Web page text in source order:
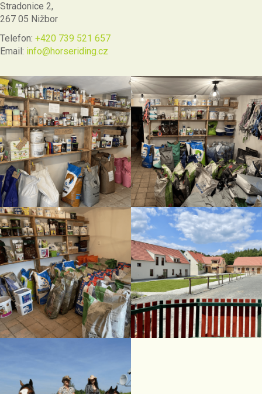
Stradonice 2,
267 05 Nižbor
Telefon: +420 739 521 657
Email: info@horseriding.cz